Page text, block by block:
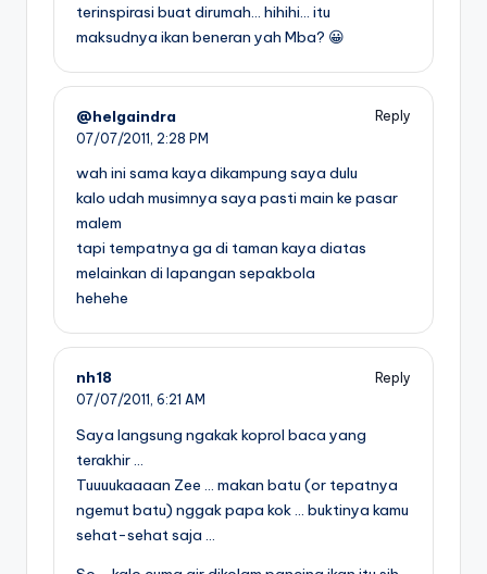
terinspirasi buat dirumah… hihihi… itu
maksudnya ikan beneran yah Mba? 😀
@helgaindra
Reply
07/07/2011, 2:28 PM
wah ini sama kaya dikampung saya dulu
kalo udah musimnya saya pasti main ke pasar
malem
tapi tempatnya ga di taman kaya diatas
melainkan di lapangan sepakbola
hehehe
nh18
Reply
07/07/2011, 6:21 AM
Saya langsung ngakak koprol baca yang
terakhir …
Tuuuukaaaan Zee … makan batu (or tepatnya
ngemut batu) nggak papa kok … buktinya kamu
sehat-sehat saja …